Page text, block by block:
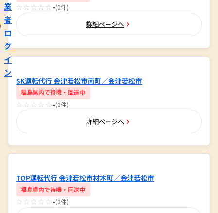
業
者
ロ
グ
イ
ン
☆☆☆☆☆ -(0件)
詳細ページへ
SK運転代行 会津若松市南町／会津若松市
福島県内で待機・回送中
☆☆☆☆☆ -(0件)
詳細ページへ
TOP運転代行 会津若松市材木町／会津若松市
福島県内で待機・回送中
☆☆☆☆☆ -(0件)